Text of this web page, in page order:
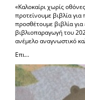
«Καλοκαίρι χωρίς
προτείνουμε βιβλία
προσθέτουμε βιβλία
βιβλιοπαραγωγή του
ανέμελο αναγνωστικό
Επι...